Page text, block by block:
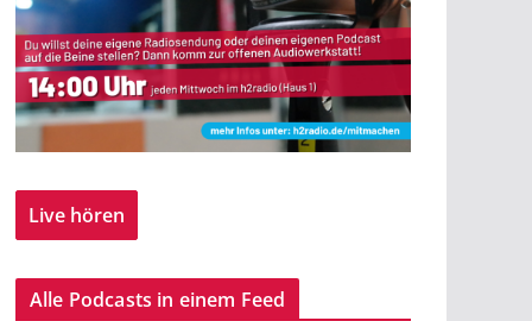
Live hören
Alle Podcasts in einem Feed